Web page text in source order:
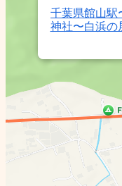
千葉県館山駅
神社〜白浜の